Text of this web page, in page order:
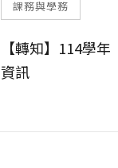
課務與學務
【轉知】114學
資訊